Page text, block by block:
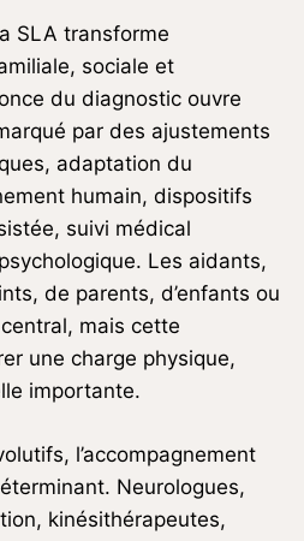
SLA transforme
sociale et
du diagnostic ouvre
par des ajustements
adaptation du
humain, dispositifs
suivi médical
Les aidants,
de parents, d’enfants ou
mais cette
une charge physique,
importante.
l’accompagnement
Neurologues,
kinésithérapeutes,